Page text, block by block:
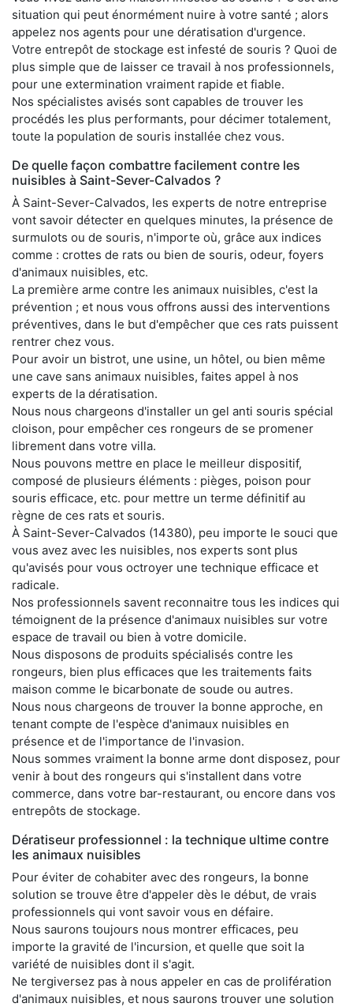
situation qui peut énormément nuire à votre santé ; alors
appelez nos agents pour une dératisation d'urgence.
Votre entrepôt de stockage est infesté de souris ? Quoi de
plus simple que de laisser ce travail à nos professionnels,
pour une extermination vraiment rapide et fiable.
Nos spécialistes avisés sont capables de trouver les
procédés les plus performants, pour décimer totalement,
toute la population de souris installée chez vous.
De quelle façon combattre facilement contre les
nuisibles à Saint-Sever-Calvados ?
À Saint-Sever-Calvados, les experts de notre entreprise
vont savoir détecter en quelques minutes, la présence de
surmulots ou de souris, n'importe où, grâce aux indices
comme : crottes de rats ou bien de souris, odeur, foyers
d'animaux nuisibles, etc.
La première arme contre les animaux nuisibles, c'est la
prévention ; et nous vous offrons aussi des interventions
préventives, dans le but d'empêcher que ces rats puissent
rentrer chez vous.
Pour avoir un bistrot, une usine, un hôtel, ou bien même
une cave sans animaux nuisibles, faites appel à nos
experts de la dératisation.
Nous nous chargeons d'installer un gel anti souris spécial
cloison, pour empêcher ces rongeurs de se promener
librement dans votre villa.
Nous pouvons mettre en place le meilleur dispositif,
composé de plusieurs éléments : pièges, poison pour
souris efficace, etc. pour mettre un terme définitif au
règne de ces rats et souris.
À Saint-Sever-Calvados (14380), peu importe le souci que
vous avez avec les nuisibles, nos experts sont plus
qu'avisés pour vous octroyer une technique efficace et
radicale.
Nos professionnels savent reconnaitre tous les indices qui
témoignent de la présence d'animaux nuisibles sur votre
espace de travail ou bien à votre domicile.
Nous disposons de produits spécialisés contre les
rongeurs, bien plus efficaces que les traitements faits
maison comme le bicarbonate de soude ou autres.
Nous nous chargeons de trouver la bonne approche, en
tenant compte de l'espèce d'animaux nuisibles en
présence et de l'importance de l'invasion.
Nous sommes vraiment la bonne arme dont disposez, pour
venir à bout des rongeurs qui s'installent dans votre
commerce, dans votre bar-restaurant, ou encore dans vos
entrepôts de stockage.
Dératiseur professionnel : la technique ultime contre
les animaux nuisibles
Pour éviter de cohabiter avec des rongeurs, la bonne
solution se trouve être d'appeler dès le début, de vrais
professionnels qui vont savoir vous en défaire.
Nous saurons toujours nous montrer efficaces, peu
importe la gravité de l'incursion, et quelle que soit la
variété de nuisibles dont il s'agit.
Ne tergiversez pas à nous appeler en cas de prolifération
d'animaux nuisibles, et nous saurons trouver une solution